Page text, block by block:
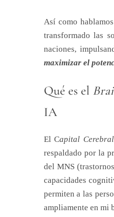
Así como
transformado las
naciones,
maximizar el
Qué es el
IA
El Capital Cerebral
respaldado por la
del MNS
capacidades
permiten a las
ampliamente en mi